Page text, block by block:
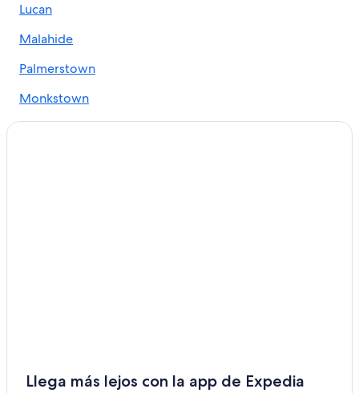
Lucan
Malahide
Palmerstown
Monkstown
Llega más lejos con la app de Expedia